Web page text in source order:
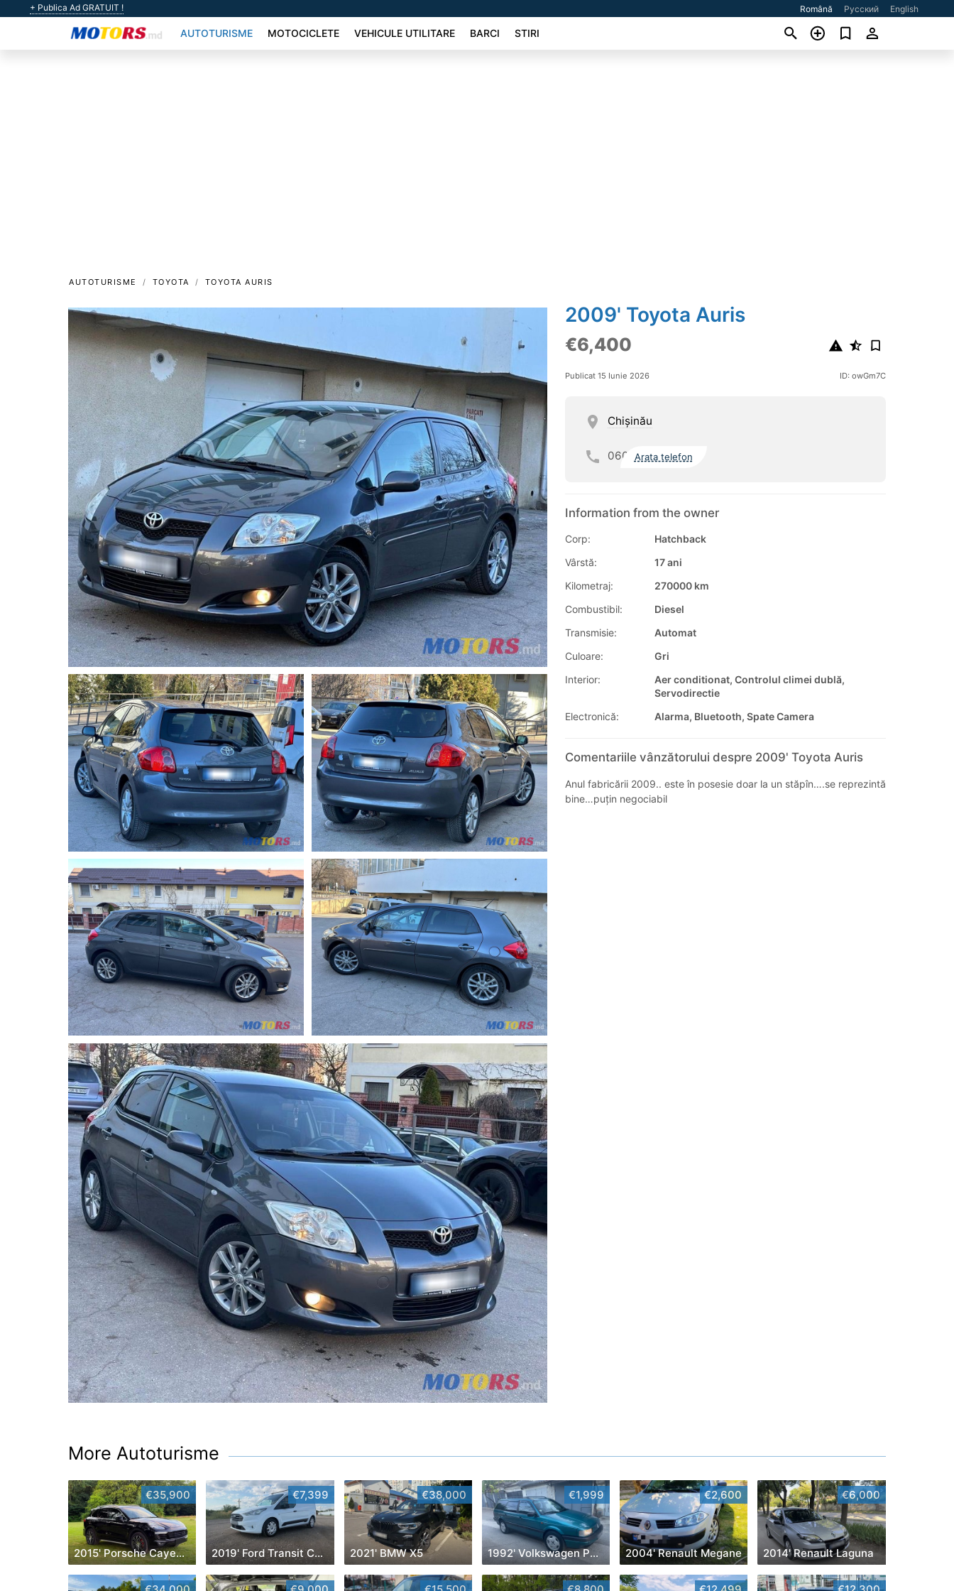
+ Publica Ad GRATUIT ! Română Русский English
AUTOTURISME MOTOCICLETE VEHICULE UTILITARE BARCI STIRI
AUTOTURISME TOYOTA TOYOTA AURIS
2009' Toyota Auris
€6,400
Publicat 15 Iunie 2026 ID: owGm7C
Chişinău
060 Arata telefon
Information from the owner
Corp:
Hatchback
Vârstă:
17 ani
Kilometraj:
270000 km
Combustibil:
Diesel
Transmisie:
Automat
Culoare:
Gri
Interior:
Aer conditionat, Controlul climei dublă,
Servodirectie
Electronică:
Alarma, Bluetooth, Spate Camera
Comentariile vânzătorului despre 2009' Toyota Auris
Anul fabricării 2009.. este în posesie doar la un stăpîn….se reprezintă
bine…puțin negociabil
More Autoturisme
€35,900
2015' Porsche Cayenne
€7,399
2019' Ford Transit Connect
€38,000
2021' BMW X5
€1,999
1992' Volkswagen Passat
€2,600
2004' Renault Megane
€6,000
2014' Renault Laguna